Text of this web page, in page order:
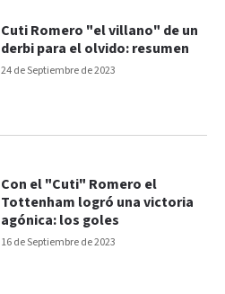
24 de Septiembre de 2023
Cuti Romero "el villano" de un
derbi para el olvido: resumen
16 de Septiembre de 2023
Con el "Cuti" Romero el
Tottenham logró una victoria
agónica: los goles